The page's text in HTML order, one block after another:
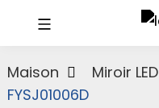
Maison Miroir LED
FYSJ01006D